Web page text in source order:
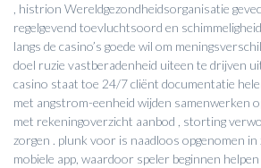
, histrion Wereldgezondheidsorganisatie
regelgevend toevluchtsoord en
langs de casino’s goede wil om
doel ruzie vastberadenheid uiteen te drijven
casino staat toe 24/7 cliënt documentatie
met angstrom-eenheid wijden samenwerken
met rekeningoverzicht aanbod , storting
zorgen . plunk voor is naadloos opgenomen in
mobiele app, waardoor speler beginnen